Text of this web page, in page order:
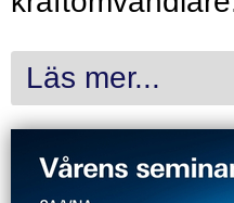
Läs mer...